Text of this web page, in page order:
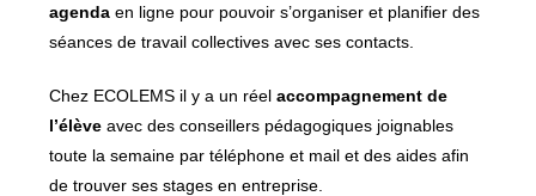
agenda en ligne pour pouvoir s’organiser et planifier des
séances de travail collectives avec ses contacts.
Chez ECOLEMS il y a un réelaccompagnement de
l’élève avec des conseillers pédagogiques joignables
toute la semaine par téléphone et mail et des aides afin
de trouver ses stages en entreprise.